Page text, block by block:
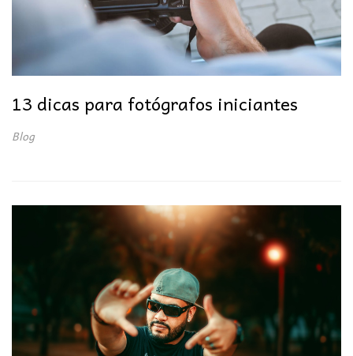
13 dicas para fotógrafos iniciantes
Blog